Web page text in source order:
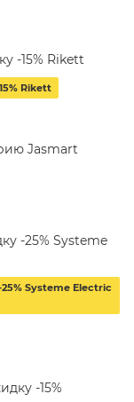
-15% Rikett
Rikett
Jasmart
-25% Systeme
Systeme Electric
-15%